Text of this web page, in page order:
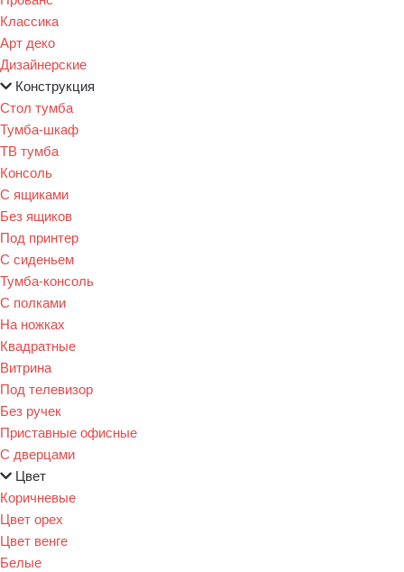
Классика
Арт деко
Дизайнерские
Конструкция
Стол тумба
Тумба-шкаф
ТВ тумба
Консоль
С ящиками
Без ящиков
Под принтер
С сиденьем
Тумба-консоль
С полками
На ножках
Квадратные
Витрина
Под телевизор
Без ручек
Приставные офисные
С дверцами
Цвет
Коричневые
Цвет орех
Цвет венге
Белые